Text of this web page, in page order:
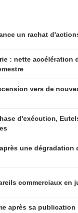
un rachat
: nette accélération
vers de
d'exécution,
une dégradation
commerciaux en
après sa publication